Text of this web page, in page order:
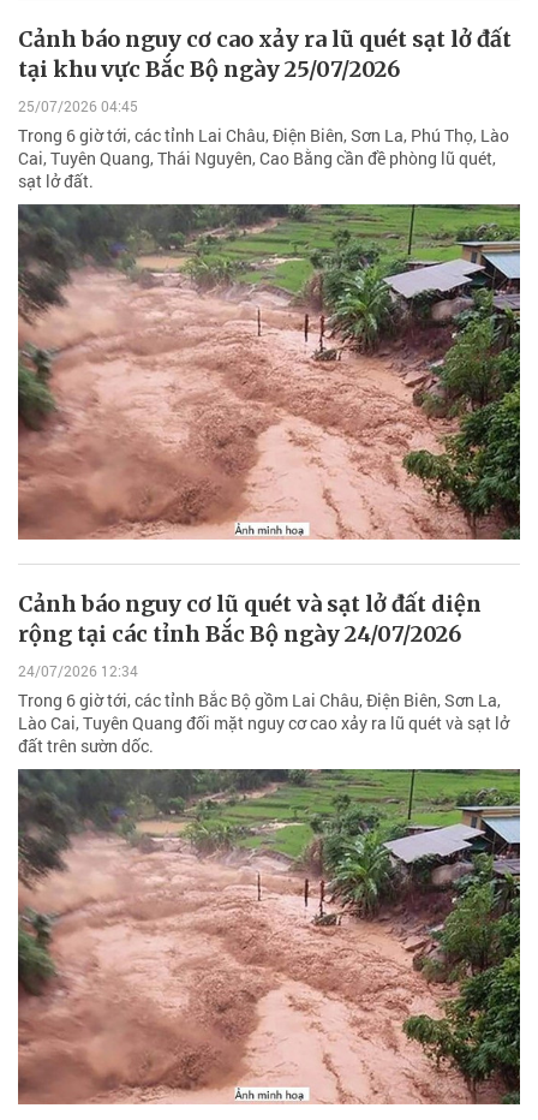
Cảnh báo nguy cơ cao xảy ra lũ quét sạt lở đất
tại khu vực Bắc Bộ ngày 25/07/2026
25/07/2026 04:45
Trong 6 giờ tới, các tỉnh Lai Châu, Điện Biên, Sơn La, Phú Thọ, Lào
Cai, Tuyên Quang, Thái Nguyên, Cao Bằng cần đề phòng lũ quét,
sạt lở đất.
Cảnh báo nguy cơ lũ quét và sạt lở đất diện
rộng tại các tỉnh Bắc Bộ ngày 24/07/2026
24/07/2026 12:34
Trong 6 giờ tới, các tỉnh Bắc Bộ gồm Lai Châu, Điện Biên, Sơn La,
Lào Cai, Tuyên Quang đối mặt nguy cơ cao xảy ra lũ quét và sạt lở
đất trên sườn dốc.